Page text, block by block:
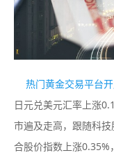
热门黄金交易平台
日元兑美元汇率上涨
市遍及走高，跟随科
合股价指数上涨0.35%